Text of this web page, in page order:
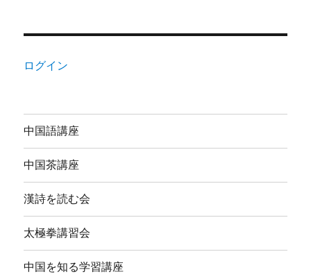
ログイン
中国語講座
中国茶講座
漢詩を読む会
太極拳講習会
中国を知る学習講座